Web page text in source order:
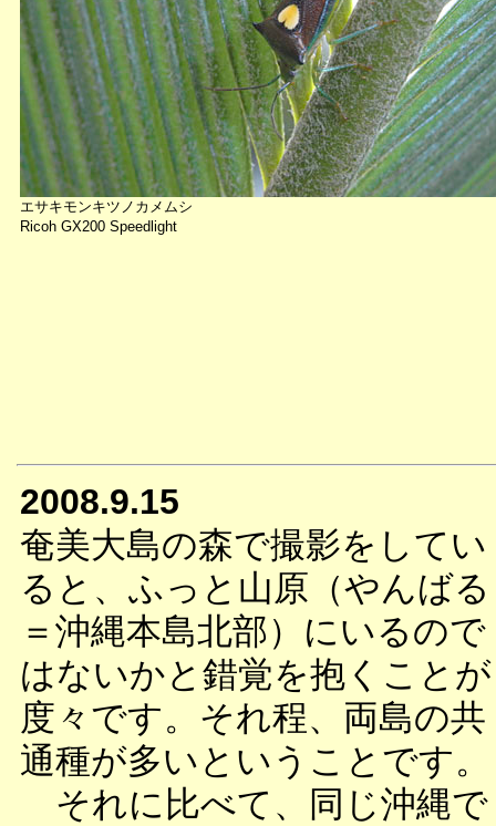
エサキモンキツノカメムシ
Ricoh GX200 Speedlight
2008.9.15
奄美大島の森で撮影をしてい
ると、ふっと山原（やんばる
＝沖縄本島北部）にいるので
はないかと錯覚を抱くことが
度々です。それ程、両島の共
通種が多いということです。
それに比べて、同じ沖縄で